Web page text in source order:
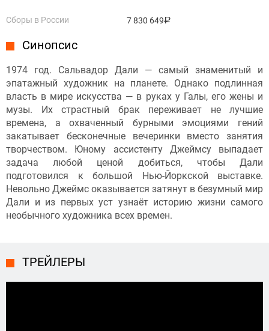
Сборы в России 7 830 649руб.
Синопсис
1974 год. Сальвадор Дали — самый знаменитый и
эпатажный художник на планете. Однако подлинная
власть в мире искусства — в руках у Галы, его жены и
музы. Их страстный брак переживает не лучшие
времена, а охваченный бурными эмоциями гений
закатывает бесконечные вечеринки вместо занятия
творчеством. Юному ассистенту Джеймсу выпадает
задача любой ценой добиться, чтобы Дали
подготовился к большой Нью-Йоркской выставке.
Невольно Джеймс оказывается затянут в безумный мир
Дали и из первых уст узнаёт историю жизни самого
необычного художника всех времен.
ТРЕЙЛЕРЫ